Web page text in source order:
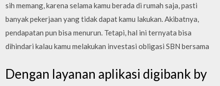
sih memang, karena selama kamu berada di rumah saja, pasti
banyak pekerjaan yang tidak dapat kamu lakukan. Akibatnya,
pendapatan pun bisa menurun. Tetapi, hal ini ternyata bisa
dihindari kalau kamu melakukan investasi obligasi SBN bersama
Dengan layanan aplikasi digibank by